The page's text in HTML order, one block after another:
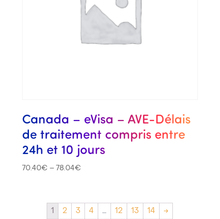
Canada – eVisa – AVE-Délais
de traitement compris entre
24h et 10 jours
70.40€ – 78.04€
1 2 3 4 … 12 13 14 →